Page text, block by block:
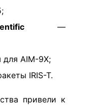
—
AIM-9X;
IRIS-T.
привели к